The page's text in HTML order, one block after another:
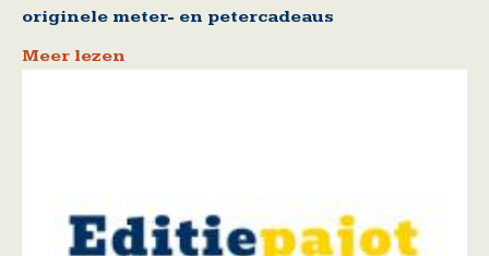
originele meter- en petercadeaus
Meer lezen